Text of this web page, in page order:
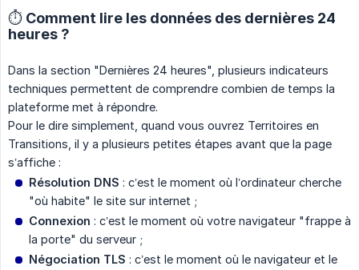
⏱️ Comment lire les données des dernières 24
heures ?
Dans la section "Dernières 24 heures", plusieurs indicateurs
techniques permettent de comprendre combien de temps la
plateforme met à répondre.
Pour le dire simplement, quand vous ouvrez Territoires en
Transitions, il y a plusieurs petites étapes avant que la page
s’affiche :
Résolution DNS : c’est le moment où l’ordinateur cherche
"où habite" le site sur internet ;
Connexion : c’est le moment où votre navigateur "frappe à
la porte" du serveur ;
Négociation TLS : c’est le moment où le navigateur et le